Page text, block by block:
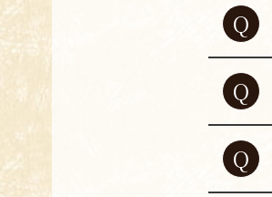
Q
A
Q
A
Q